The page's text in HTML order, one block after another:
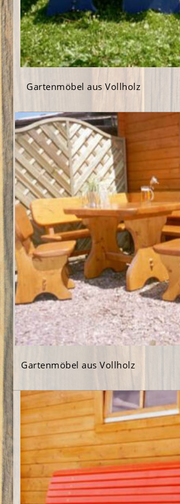
Gartenmöbel aus Vollholz
Gartenmöbel aus Vollholz